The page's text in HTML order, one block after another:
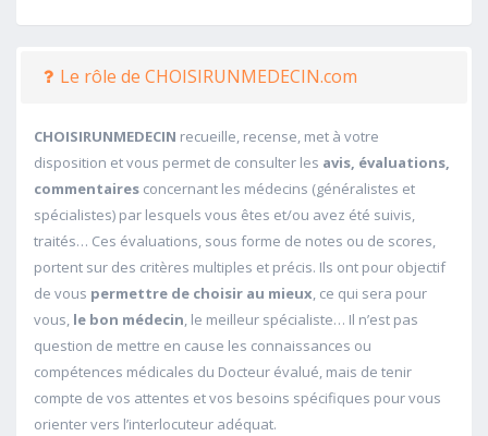
Le rôle de CHOISIRUNMEDECIN.com
CHOISIRUNMEDECIN recueille, recense, met à votre
disposition et vous permet de consulter les avis, évaluations,
commentaires concernant les médecins (généralistes et
spécialistes) par lesquels vous êtes et/ou avez été suivis,
traités… Ces évaluations, sous forme de notes ou de scores,
portent sur des critères multiples et précis. Ils ont pour objectif
de vous permettre de choisir au mieux, ce qui sera pour
vous, le bon médecin, le meilleur spécialiste… Il n’est pas
question de mettre en cause les connaissances ou
compétences médicales du Docteur évalué, mais de tenir
compte de vos attentes et vos besoins spécifiques pour vous
orienter vers l’interlocuteur adéquat.